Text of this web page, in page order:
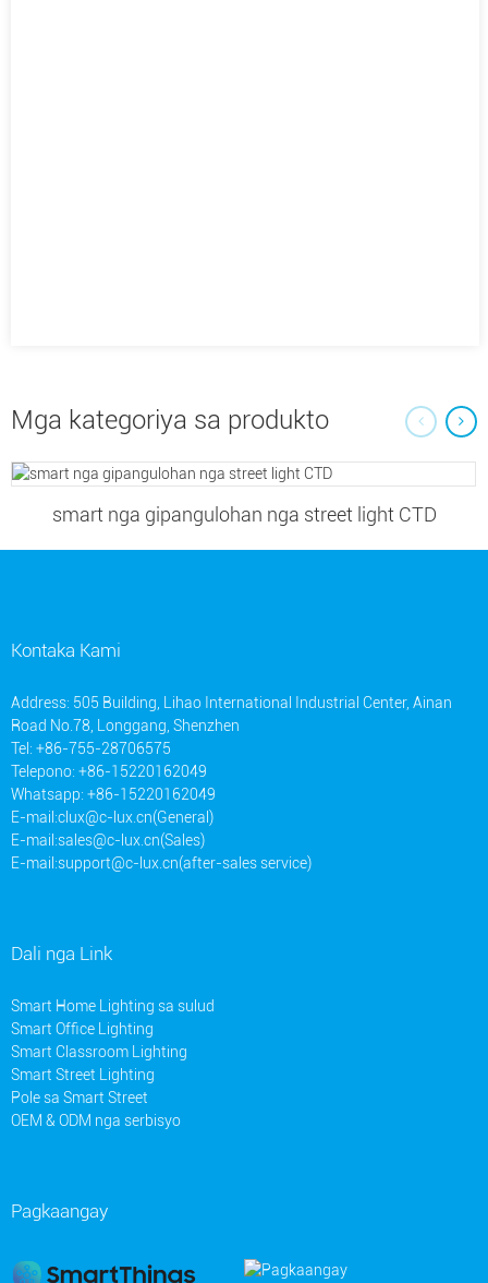
Mga kategoriya sa produkto
smart nga gipangulohan nga street light CTD
Kontaka Kami
Address: 505 Building, Lihao International Industrial Center, Ainan
Road No.78, Longgang, Shenzhen
Tel: +86-755-28706575
Telepono: +86-15220162049
Whatsapp: +86-15220162049
E-mail:clux@c-lux.cn(General)
E-mail:sales@c-lux.cn(Sales)
E-mail:support@c-lux.cn(after-sales service)
Dali nga Link
Smart Home Lighting sa sulud
Smart Office Lighting
Smart Classroom Lighting
Smart Street Lighting
Pole sa Smart Street
OEM & ODM nga serbisyo
Pagkaangay